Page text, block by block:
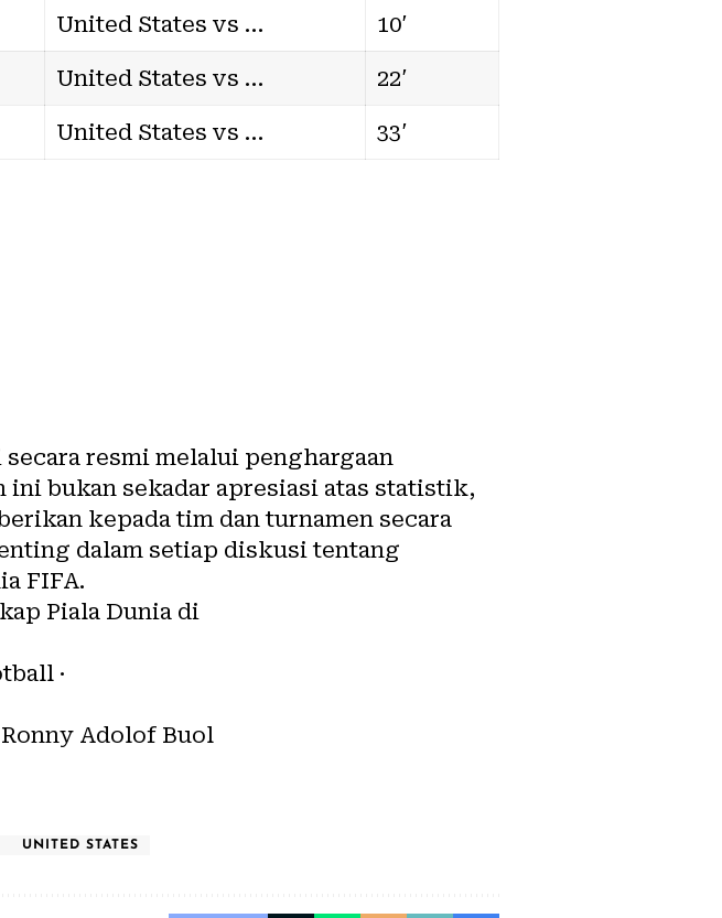
United States vs … 10′
United States vs … 22′
United States vs … 33′
resmi melalui penghargaan
bukan sekadar apresiasi atas statistik,
kepada tim dan turnamen secara
dalam setiap diskusi tentang
FIFA.
Piala Dunia di
·
Adolof Buol
UNITED STATES